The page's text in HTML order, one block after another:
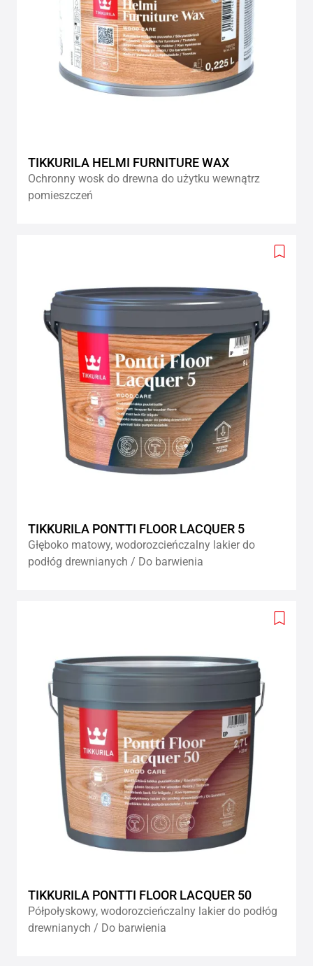
TIKKURILA HELMI FURNITURE WAX
Ochronny wosk do drewna do użytku wewnątrz
pomieszczeń
Add
TIKKURILA PONTTI FLOOR LACQUER 5
Głęboko matowy, wodorozcieńczalny lakier do
podłóg drewnianych / Do barwienia
Add
TIKKURILA PONTTI FLOOR LACQUER 50
Półpołyskowy, wodorozcieńczalny lakier do podłóg
drewnianych / Do barwienia